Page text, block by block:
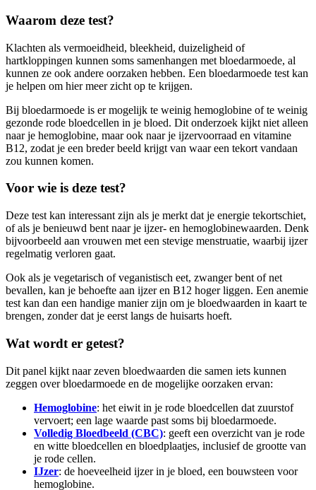
Waarom deze test?
Klachten als vermoeidheid, bleekheid, duizeligheid of
hartkloppingen kunnen soms samenhangen met bloedarmoede, al
kunnen ze ook andere oorzaken hebben. Een bloedarmoede test kan
je helpen om hier meer zicht op te krijgen.
Bij bloedarmoede is er mogelijk te weinig hemoglobine of te weinig
gezonde rode bloedcellen in je bloed. Dit onderzoek kijkt niet alleen
naar je hemoglobine, maar ook naar je ijzervoorraad en vitamine
B12, zodat je een breder beeld krijgt van waar een tekort vandaan
zou kunnen komen.
Voor wie is deze test?
Deze test kan interessant zijn als je merkt dat je energie tekortschiet,
of als je benieuwd bent naar je ijzer- en hemoglobinewaarden. Denk
bijvoorbeeld aan vrouwen met een stevige menstruatie, waarbij ijzer
regelmatig verloren gaat.
Ook als je vegetarisch of veganistisch eet, zwanger bent of net
bevallen, kan je behoefte aan ijzer en B12 hoger liggen. Een anemie
test kan dan een handige manier zijn om je bloedwaarden in kaart te
brengen, zonder dat je eerst langs de huisarts hoeft.
Wat wordt er getest?
Dit panel kijkt naar zeven bloedwaarden die samen iets kunnen
zeggen over bloedarmoede en de mogelijke oorzaken ervan:
Hemoglobine: het eiwit in je rode bloedcellen dat zuurstof
vervoert; een lage waarde past soms bij bloedarmoede.
Volledig Bloedbeeld (CBC): geeft een overzicht van je rode
en witte bloedcellen en bloedplaatjes, inclusief de grootte van
je rode cellen.
IJzer: de hoeveelheid ijzer in je bloed, een bouwsteen voor
hemoglobine.